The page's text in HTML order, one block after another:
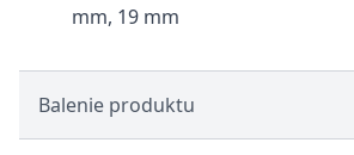
mm, 19 mm
Balenie produktu